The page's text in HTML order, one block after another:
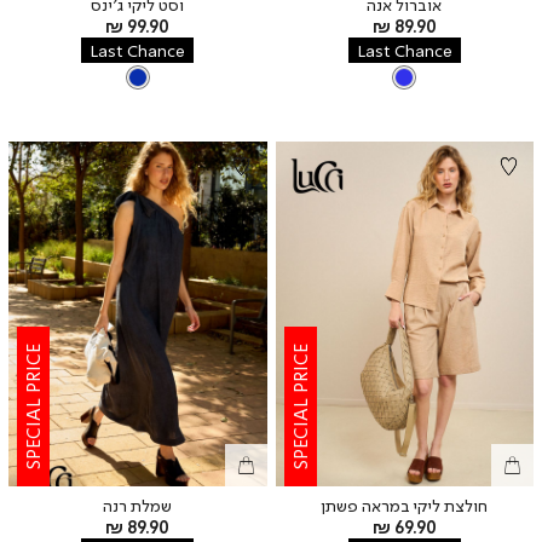
אוברול אנה
מחיר
מוצר
89.90 ₪
Last Chance
צבע
JEANS
JEANS
וסט ליקי ג’ינס
מחיר
מוצר
99.90 ₪
Last Chance
צבע
BLUE
BLUE
SPECIAL PRICE
חולצת ליקי במראה פשתן
מחיר
69.90 ₪
SPECIAL PRICE
שמלת רנה
מחיר
89.90 ₪